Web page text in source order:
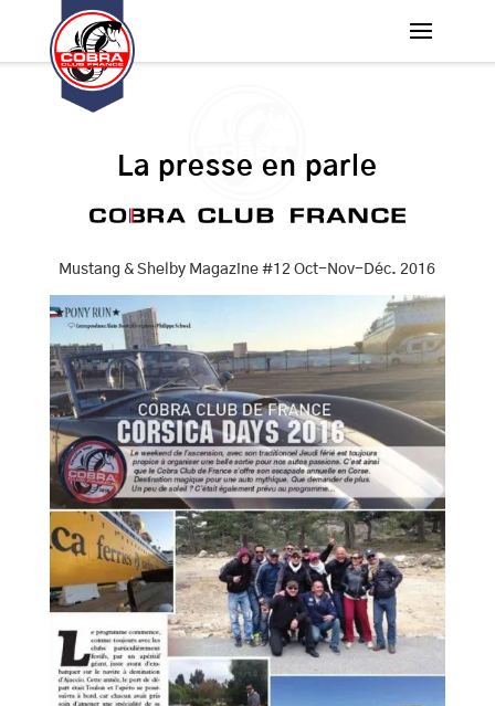
La presse en parle
Mustang & Shelby Magazine #12 Oct-Nov-Déc. 2016